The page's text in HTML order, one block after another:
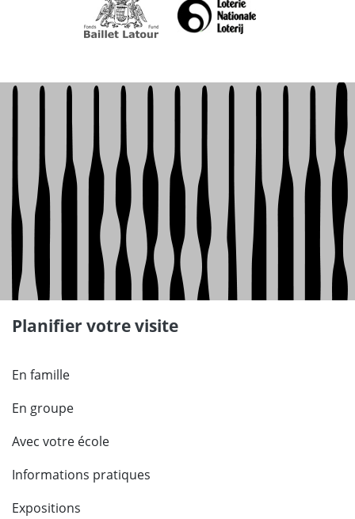
Planifier votre visite
En famille
En groupe
Avec votre école
Informations pratiques
Expositions